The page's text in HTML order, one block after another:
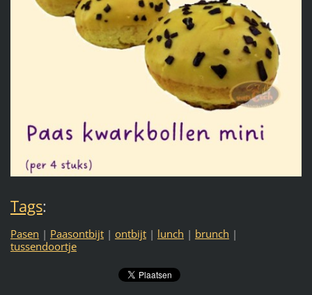
Tags:
Pasen | Paasontbijt | ontbijt | lunch | brunch |
tussendoortje